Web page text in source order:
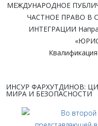
МЕЖДУНАРОДНОЕ
ЧАСТНОЕ ПРАВО В
ИНТЕГРАЦИИ
ИНСУР ФАРХУТДИНОВ:
МИРА И БЕЗОПАСНОСТИ